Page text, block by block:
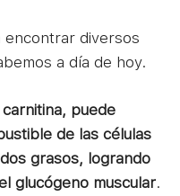
encontrar diversos
a día de hoy.
puede
de las células
grasos, logrando
glucógeno muscular.